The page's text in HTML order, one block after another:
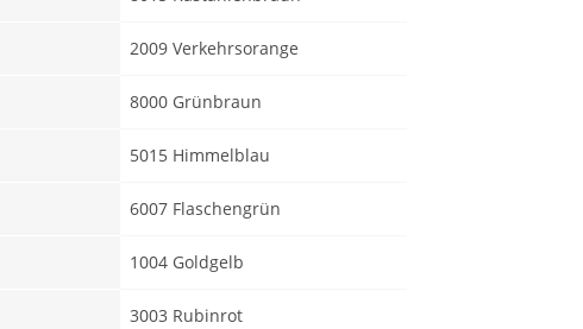
2009 Verkehrsorange
8000 Grünbraun
5015 Himmelblau
6007 Flaschengrün
1004 Goldgelb
3003 Rubinrot